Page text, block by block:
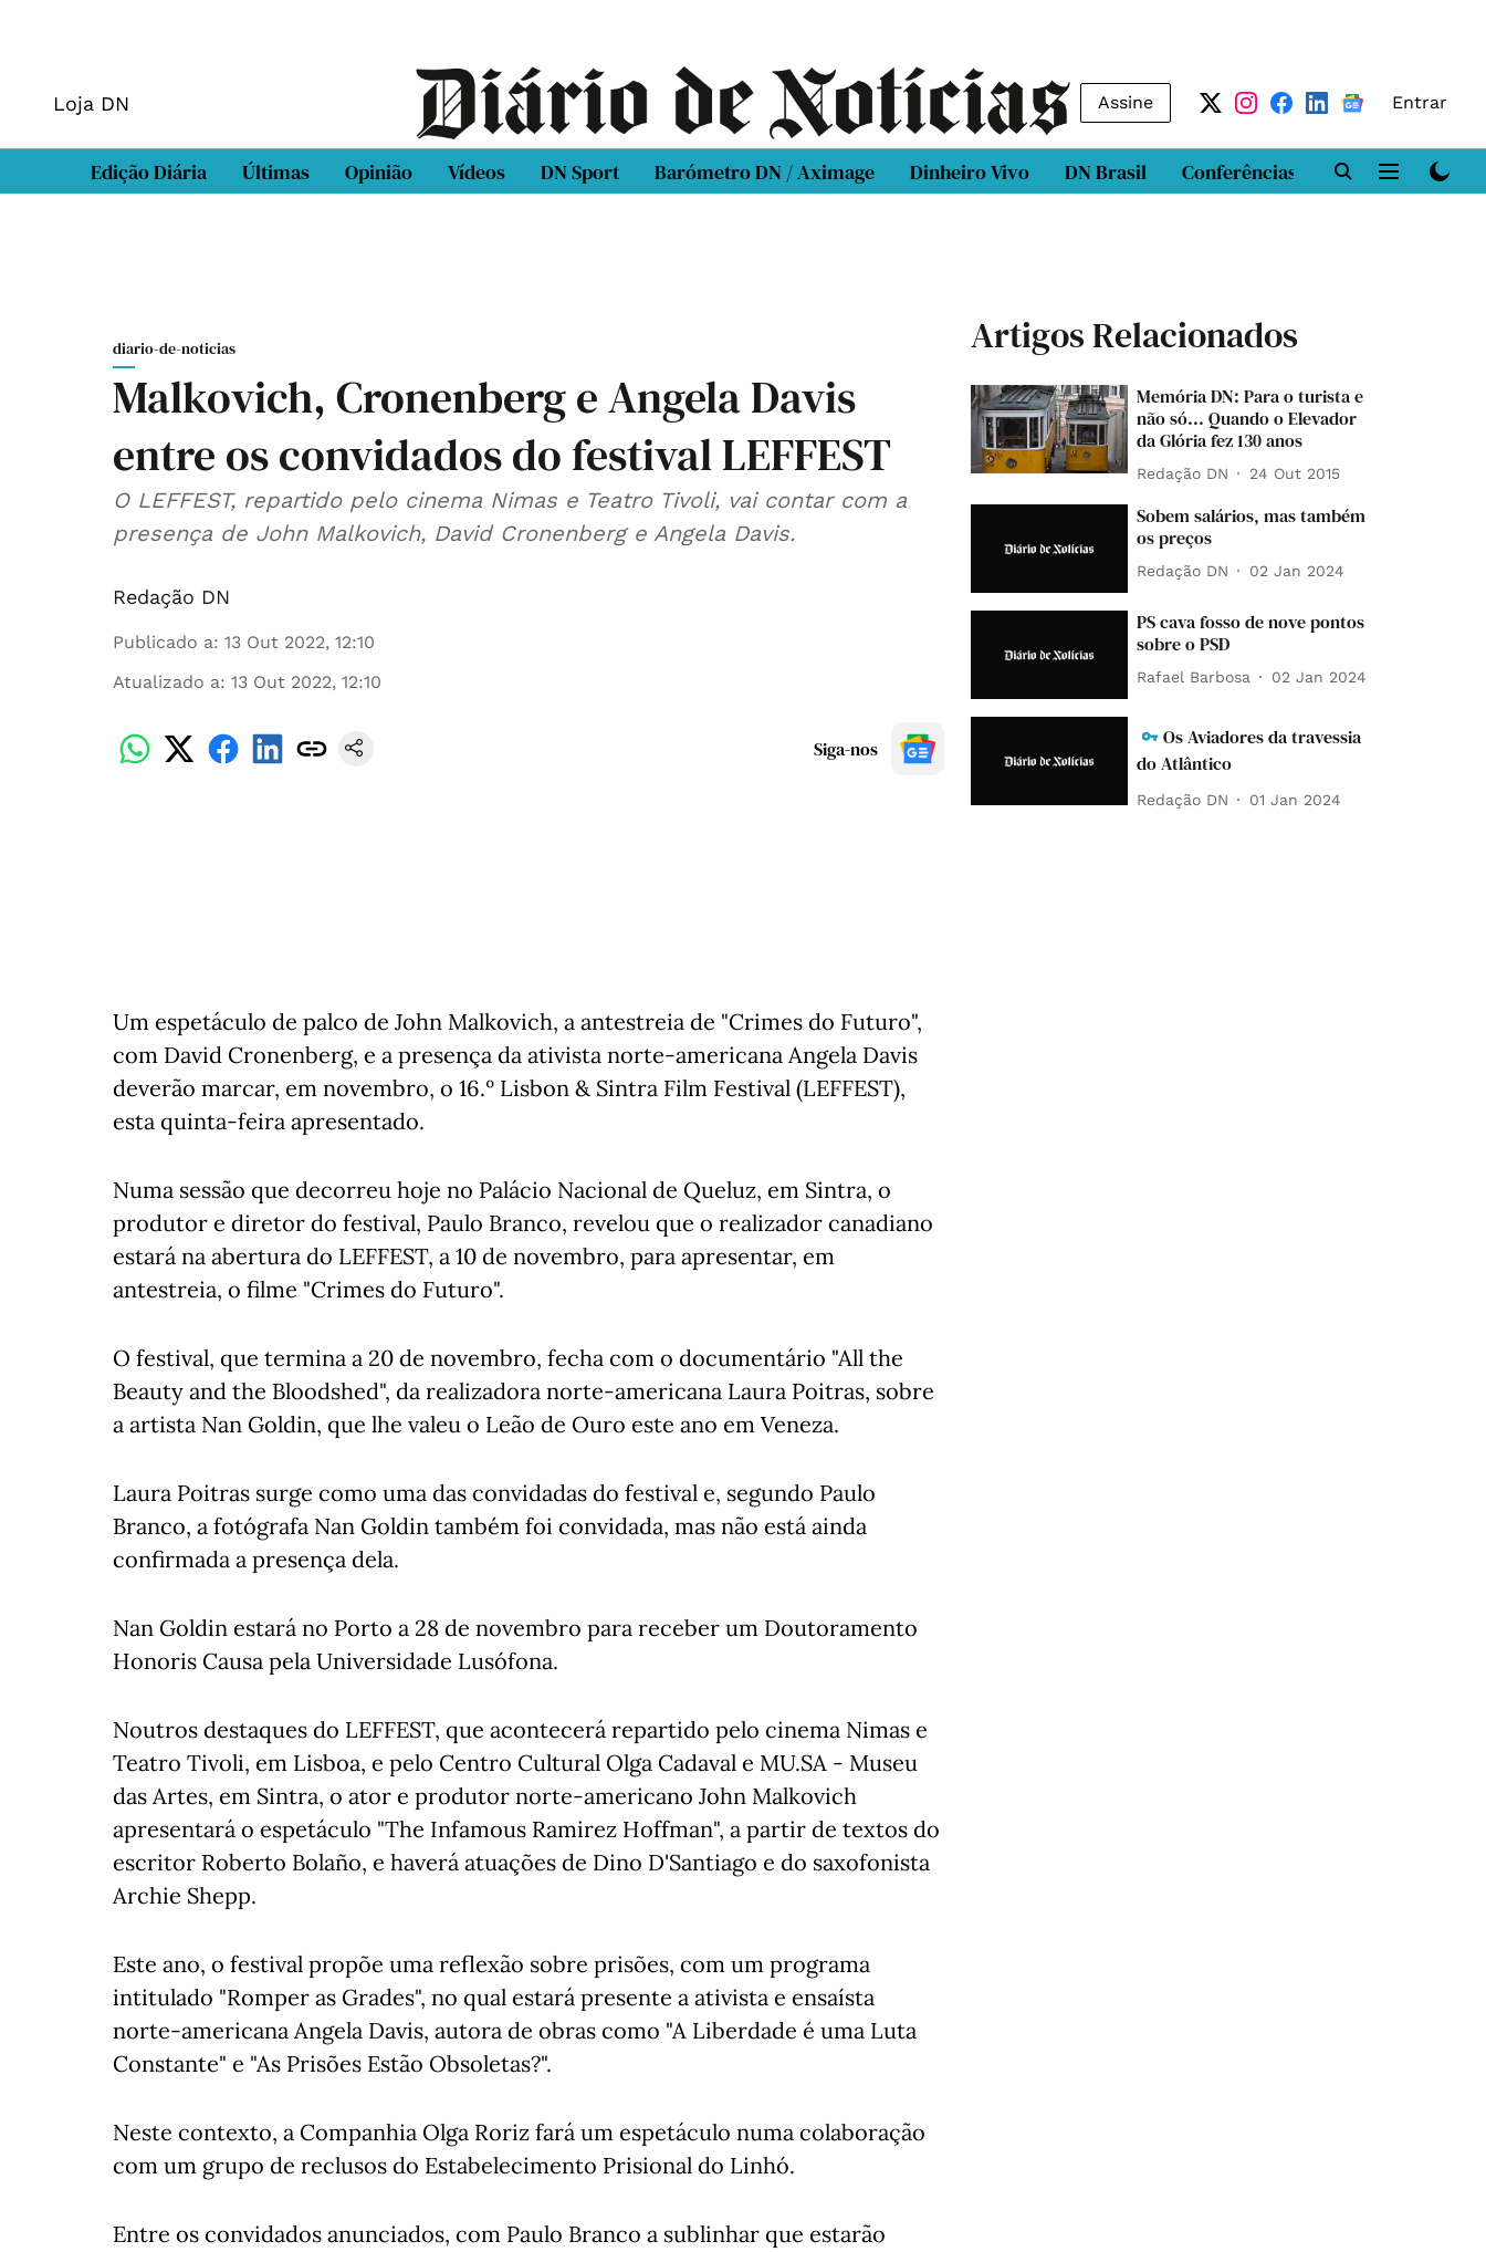
Loja DN Assine Entrar
Edição Diária Últimas Opinião Vídeos DN Sport Barómetro DN / Aximage Dinheiro Vivo DN Brasil Conferências DN LAB
diario-de-noticias
Malkovich, Cronenberg e Angela Davis
entre os convidados do festival LEFFEST
O LEFFEST, repartido pelo cinema Nimas e Teatro Tivoli, vai contar com a
presença de John Malkovich, David Cronenberg e Angela Davis.
Redação DN
Publicado a: 13 Out 2022, 12:10
Atualizado a: 13 Out 2022, 12:10
Siga-nos
Um espetáculo de palco de John Malkovich, a antestreia de "Crimes do Futuro",
com David Cronenberg, e a presença da ativista norte-americana Angela Davis
deverão marcar, em novembro, o 16.º Lisbon & Sintra Film Festival (LEFFEST),
esta quinta-feira apresentado.
Numa sessão que decorreu hoje no Palácio Nacional de Queluz, em Sintra, o
produtor e diretor do festival, Paulo Branco, revelou que o realizador canadiano
estará na abertura do LEFFEST, a 10 de novembro, para apresentar, em
antestreia, o filme "Crimes do Futuro".
O festival, que termina a 20 de novembro, fecha com o documentário "All the
Beauty and the Bloodshed", da realizadora norte-americana Laura Poitras, sobre
a artista Nan Goldin, que lhe valeu o Leão de Ouro este ano em Veneza.
Laura Poitras surge como uma das convidadas do festival e, segundo Paulo
Branco, a fotógrafa Nan Goldin também foi convidada, mas não está ainda
confirmada a presença dela.
Nan Goldin estará no Porto a 28 de novembro para receber um Doutoramento
Honoris Causa pela Universidade Lusófona.
Noutros destaques do LEFFEST, que acontecerá repartido pelo cinema Nimas e
Teatro Tivoli, em Lisboa, e pelo Centro Cultural Olga Cadaval e MU.SA - Museu
das Artes, em Sintra, o ator e produtor norte-americano John Malkovich
apresentará o espetáculo "The Infamous Ramirez Hoffman", a partir de textos do
escritor Roberto Bolaño, e haverá atuações de Dino D'Santiago e do saxofonista
Archie Shepp.
Este ano, o festival propõe uma reflexão sobre prisões, com um programa
intitulado "Romper as Grades", no qual estará presente a ativista e ensaísta
norte-americana Angela Davis, autora de obras como "A Liberdade é uma Luta
Constante" e "As Prisões Estão Obsoletas?".
Neste contexto, a Companhia Olga Roriz fará um espetáculo numa colaboração
com um grupo de reclusos do Estabelecimento Prisional do Linhó.
Entre os convidados anunciados, com Paulo Branco a sublinhar que estarão
Artigos Relacionados
Memória DN: Para o turista e
não só... Quando o Elevador
da Glória fez 130 anos
Redação DN 24 Out 2015
Sobem salários, mas também
os preços
Redação DN 02 Jan 2024
PS cava fosso de nove pontos
sobre o PSD
Rafael Barbosa 02 Jan 2024
Os Aviadores da travessia
do Atlântico
Redação DN 01 Jan 2024